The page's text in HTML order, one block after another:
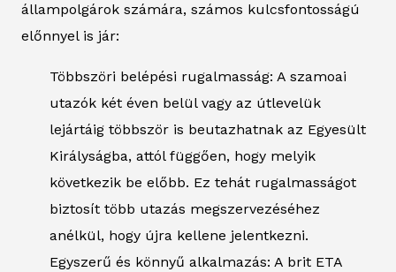
állampolgárok számára, számos kulcsfontosságú
előnnyel is jár:
Többszöri belépési rugalmasság: A szamoai
utazók két éven belül vagy az útlevelük
lejártáig többször is beutazhatnak az Egyesült
Királyságba, attól függően, hogy melyik
következik be előbb. Ez tehát rugalmasságot
biztosít több utazás megszervezéséhez
anélkül, hogy újra kellene jelentkezni.
Egyszerű és könnyű alkalmazás: A brit ETA